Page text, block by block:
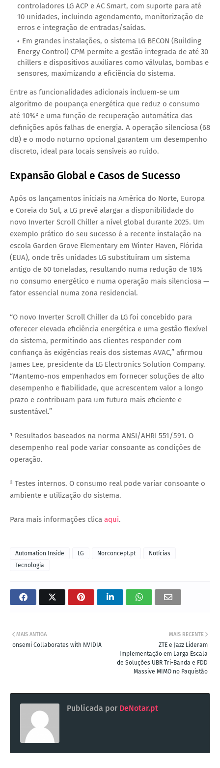
controladores LG ACP e AC Smart, com suporte para até
10 unidades, incluindo agendamento, monitorização de
erros e integração de entradas/saídas.
Em grandes instalações, o sistema LG BECON (Building
Energy Control) CPM permite a gestão integrada de até 30
chillers e dispositivos auxiliares como válvulas, bombas e
sensores, maximizando a eficiência do sistema.
Entre as funcionalidades adicionais incluem-se um
algoritmo de poupança energética que reduz o consumo
até 10%² e uma função de recuperação automática das
definições após falhas de energia. A operação silenciosa (68
dB) e o modo noturno opcional garantem um desempenho
discreto, ideal para locais sensíveis ao ruído.
Expansão Global e Casos de Sucesso
Após os lançamentos iniciais na América do Norte, Europa
e Coreia do Sul, a LG prevê alargar a disponibilidade do
novo Inverter Scroll Chiller a nível global durante 2025. Um
exemplo prático do seu sucesso é a recente instalação na
escola Garden Grove Elementary em Winter Haven, Flórida
(EUA), onde três unidades LG substituíram um sistema
antigo de 60 toneladas, resultando numa redução de 18%
no consumo energético e numa operação mais silenciosa —
fator essencial numa zona residencial.
“O novo Inverter Scroll Chiller da LG foi concebido para
oferecer elevada eficiência energética e uma gestão flexível
do sistema, permitindo aos clientes responder com
confiança às exigências reais dos sistemas AVAC,” afirmou
James Lee, presidente da LG Electronics Solution Company.
“Mantemo-nos empenhados em fornecer soluções de alto
desempenho e fiabilidade, que acrescentem valor a longo
prazo e contribuam para um futuro mais eficiente e
sustentável.”
¹ Resultados baseados na norma ANSI/AHRI 551/591. O
desempenho real pode variar consoante as condições de
operação.
² Testes internos. O consumo real pode variar consoante o
ambiente e utilização do sistema.
Para mais informações clica aqui.
Automation Inside LG Norconcept.pt
Notícias
Tecnologia
MAIS RECENTE
ZTE e Jazz Lideram
Implementação em Larga Escala
de Soluções UBR Tri-Banda e FDD
Massive MIMO no Paquistão
MAIS ANTIGA
onsemi Collaborates with NVIDIA
Publicada por DeNotar.pt